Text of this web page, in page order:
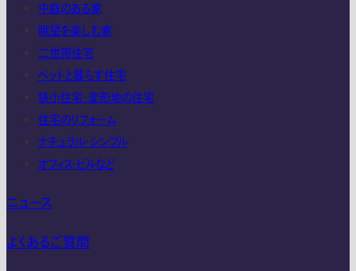
中庭のある家
眺望を楽しむ家
二世帯住宅
ペットと暮らす住宅
狭小住宅・変形地の住宅
住宅のリフォーム
ナチュラル・シンプル
オフィス・ビルなど
ニュース
よくあるご質問